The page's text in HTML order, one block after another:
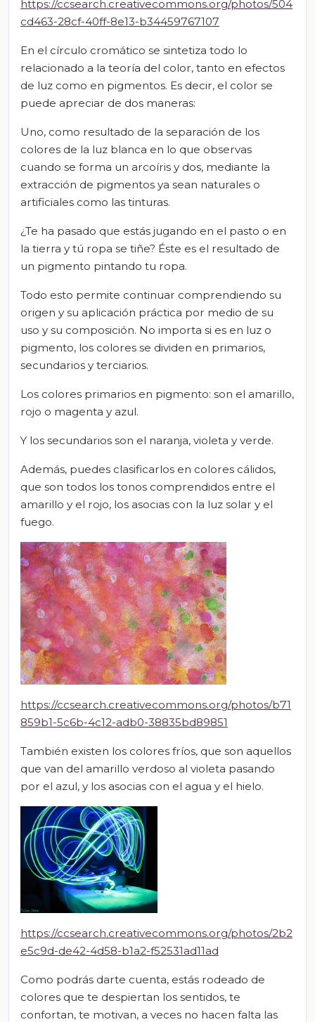
https://ccsearch.creativecommons.org/photos/504
cd463-28cf-40ff-8e13-b34459767107
En el círculo cromático se sintetiza todo lo
relacionado a la teoría del color, tanto en efectos
de luz como en pigmentos. Es decir, el color se
puede apreciar de dos maneras:
Uno, como resultado de la separación de los
colores de la luz blanca en lo que observas
cuando se forma un arcoíris y dos, mediante la
extracción de pigmentos ya sean naturales o
artificiales como las tinturas.
¿Te ha pasado que estás jugando en el pasto o en
la tierra y tú ropa se tiñe? Éste es el resultado de
un pigmento pintando tu ropa.
Todo esto permite continuar comprendiendo su
origen y su aplicación práctica por medio de su
uso y su composición. No importa si es en luz o
pigmento, los colores se dividen en primarios,
secundarios y terciarios.
Los colores primarios en pigmento: son el amarillo,
rojo o magenta y azul.
Y los secundarios son el naranja, violeta y verde.
Además, puedes clasificarlos en colores cálidos,
que son todos los tonos comprendidos entre el
amarillo y el rojo, los asocias con la luz solar y el
fuego.
https://ccsearch.creativecommons.org/photos/b71
859b1-5c6b-4c12-adb0-38835bd89851
También existen los colores fríos, que son aquellos
que van del amarillo verdoso al violeta pasando
por el azul, y los asocias con el agua y el hielo.
https://ccsearch.creativecommons.org/photos/2b2
e5c9d-de42-4d58-b1a2-f52531ad11ad
Como podrás darte cuenta, estás rodeado de
colores que te despiertan los sentidos, te
confortan, te motivan, a veces no hacen falta las